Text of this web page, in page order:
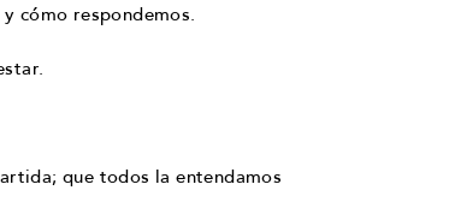
cómo respondemos.
que todos la entendamos